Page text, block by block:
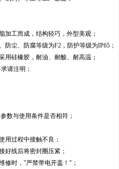
加工而成，结构轻巧，外型美观；
尘、防腐等级为F2，防护等级为IP65；
用硅橡胶，耐油、耐酸、耐高温；
请注明；
数与使用条件是否相符；
用过程中接触不良；
好线后将密封圈压紧；
修时，"严禁带电开盖！"；